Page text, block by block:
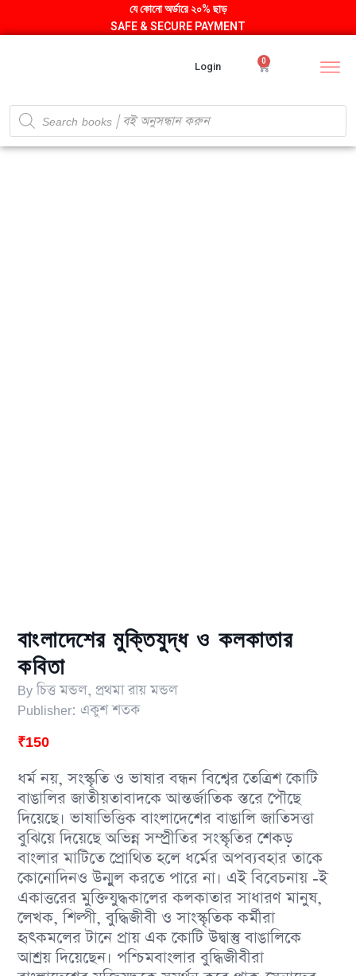
যে কোনো অর্ডারে ২০% ছাড়
SAFE & SECURE PAYMENT
Login 0
বাংলাদেশের মুক্তিযুদ্ধ ও কলকাতার
কবিতা
Byচিত্ত মন্ডল,প্রথমা রায় মন্ডল
Publisher: একুশ শতক
₹150
ধর্ম নয়, সংস্কৃতি ও ভাষার বন্ধন বিশ্বের তেত্রিশ কোটি
বাঙালির জাতীয়তাবাদকে আন্তর্জাতিক স্তরে পৌছে
দিয়েছে। ভাষাভিত্তিক বাংলাদেশের বাঙালি জাতিসত্তা
বুঝিয়ে দিয়েছে অভিন্ন সম্প্রীতির সংস্কৃতির শেকড়
বাংলার মাটিতে প্রােথিত হলে ধর্মের অপব্যবহার তাকে
কোনােদিনও উন্মুল করতে পারে না। এই বিবেচনায় -ই
একাত্তরের মুক্তিযুদ্ধকালের কলকাতার সাধারণ মানুষ,
লেখক, শিল্পী, বুদ্ধিজীবী ও সাংস্কৃতিক কর্মীরা
হৃৎকমলের টানে প্রায় এক কোটি উদ্বাস্তু বাঙালিকে
আশ্রয় দিয়েছেন। পশ্চিমবাংলার বুদ্ধিজীবীরা